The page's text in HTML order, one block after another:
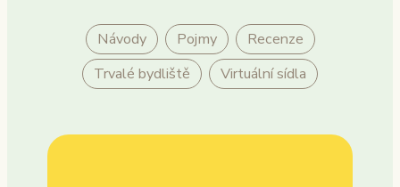
Návody Pojmy
Recenze
Trvalé bydliště
Virtuální sídla